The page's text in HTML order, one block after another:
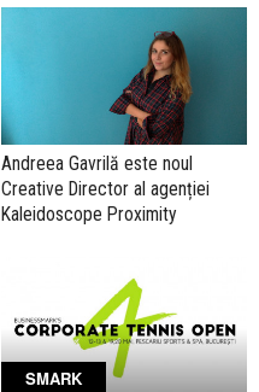
Andreea Gavrilă este noul
Creative Director al agenției
Kaleidoscope Proximity
SMARK